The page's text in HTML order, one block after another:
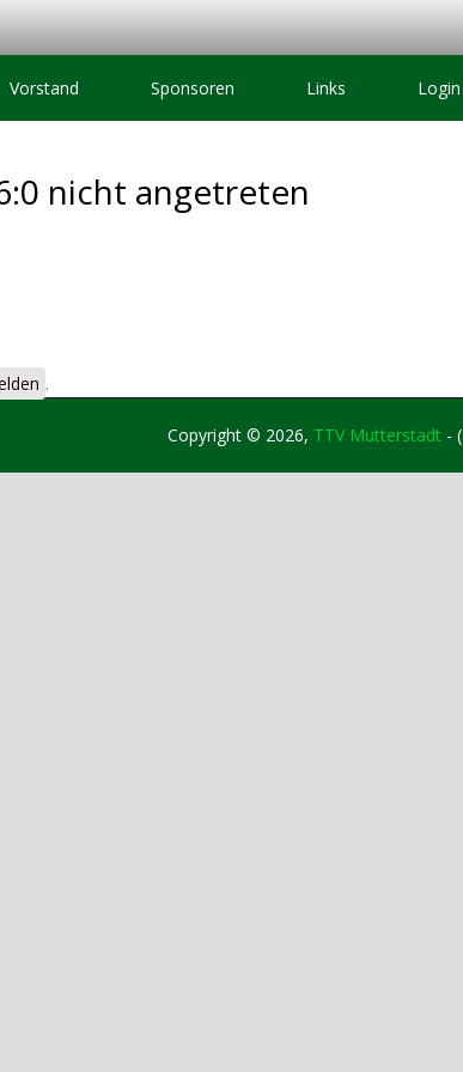
Vorstand Sponsoren Links Login
nicht angetreten
.
Copyright © 2026, TTV Mutterstadt - (